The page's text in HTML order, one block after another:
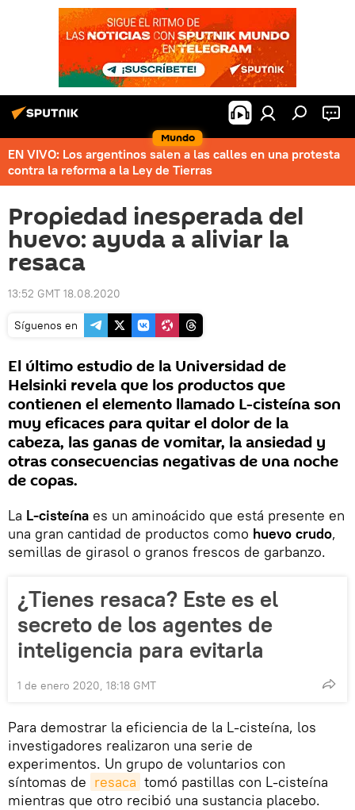
Mundo
EN VIVO: Los argentinos salen a las calles en una protesta
contra la reforma a la Ley de Tierras
Propiedad inesperada del
huevo: ayuda a aliviar la
resaca
13:52 GMT 18.08.2020
Síguenos en
El último estudio de la Universidad de
Helsinki revela que los productos que
contienen el elemento llamado L-cisteína son
muy eficaces para quitar el dolor de la
cabeza, las ganas de vomitar, la ansiedad y
otras consecuencias negativas de una noche
de copas.
La L-cisteína es un aminoácido que está presente en
una gran cantidad de productos como huevo crudo,
semillas de girasol o granos frescos de garbanzo.
¿Tienes resaca? Este es el
secreto de los agentes de
inteligencia para evitarla
1 de enero 2020, 18:18 GMT
Para demostrar la eficiencia de la L-cisteína, los
investigadores realizaron una serie de
experimentos. Un grupo de voluntarios con
síntomas de resaca tomó pastillas con L-cisteína
mientras que otro recibió una sustancia placebo.